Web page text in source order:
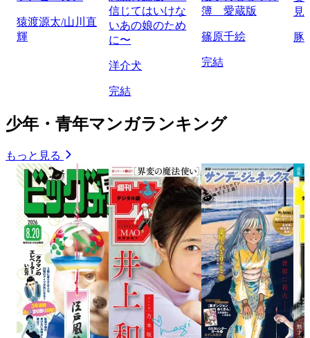
猿渡源太/山川直
輝
信じてはいけな
いあの娘のため
に〜
洋介犬
完結
簿 愛蔵版
篠原千絵
完結
見
豚
少年・青年マンガランキング
もっと見る